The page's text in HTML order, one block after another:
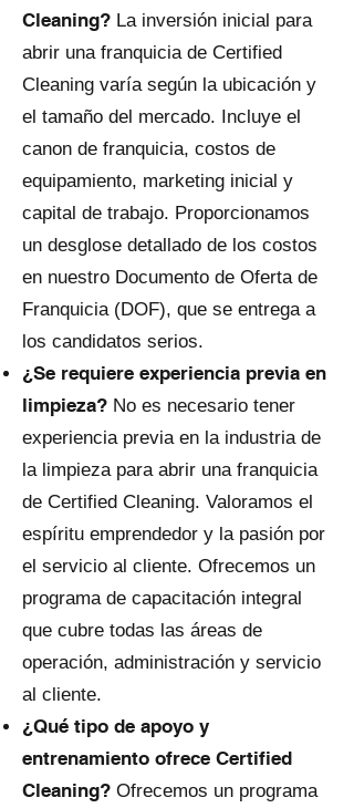
Cleaning? La inversión inicial para
abrir una franquicia de Certified
Cleaning varía según la ubicación y
el tamaño del mercado. Incluye el
canon de franquicia, costos de
equipamiento, marketing inicial y
capital de trabajo. Proporcionamos
un desglose detallado de los costos
en nuestro Documento de Oferta de
Franquicia (DOF), que se entrega a
los candidatos serios.
¿Se requiere experiencia previa en
limpieza? No es necesario tener
experiencia previa en la industria de
la limpieza para abrir una franquicia
de Certified Cleaning. Valoramos el
espíritu emprendedor y la pasión por
el servicio al cliente. Ofrecemos un
programa de capacitación integral
que cubre todas las áreas de
operación, administración y servicio
al cliente.
¿Qué tipo de apoyo y
entrenamiento ofrece Certified
Cleaning? Ofrecemos un programa